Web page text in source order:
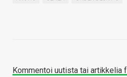
Kommentoi uutista tai artikkelia